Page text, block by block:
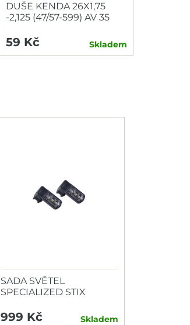
DUŠE KENDA 26X1,75
-2,125 (47/57-599) AV 35
59 Kč Skladem
SADA SVĚTEL
SPECIALIZED STIX
999 Kč Skladem